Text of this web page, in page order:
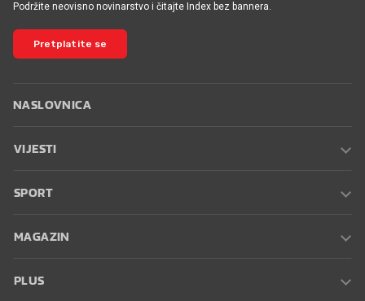
Podržite neovisno novinarstvo i čitajte Index bez bannera.
Pretplatite se
NASLOVNICA
VIJESTI
SPORT
MAGAZIN
PLUS